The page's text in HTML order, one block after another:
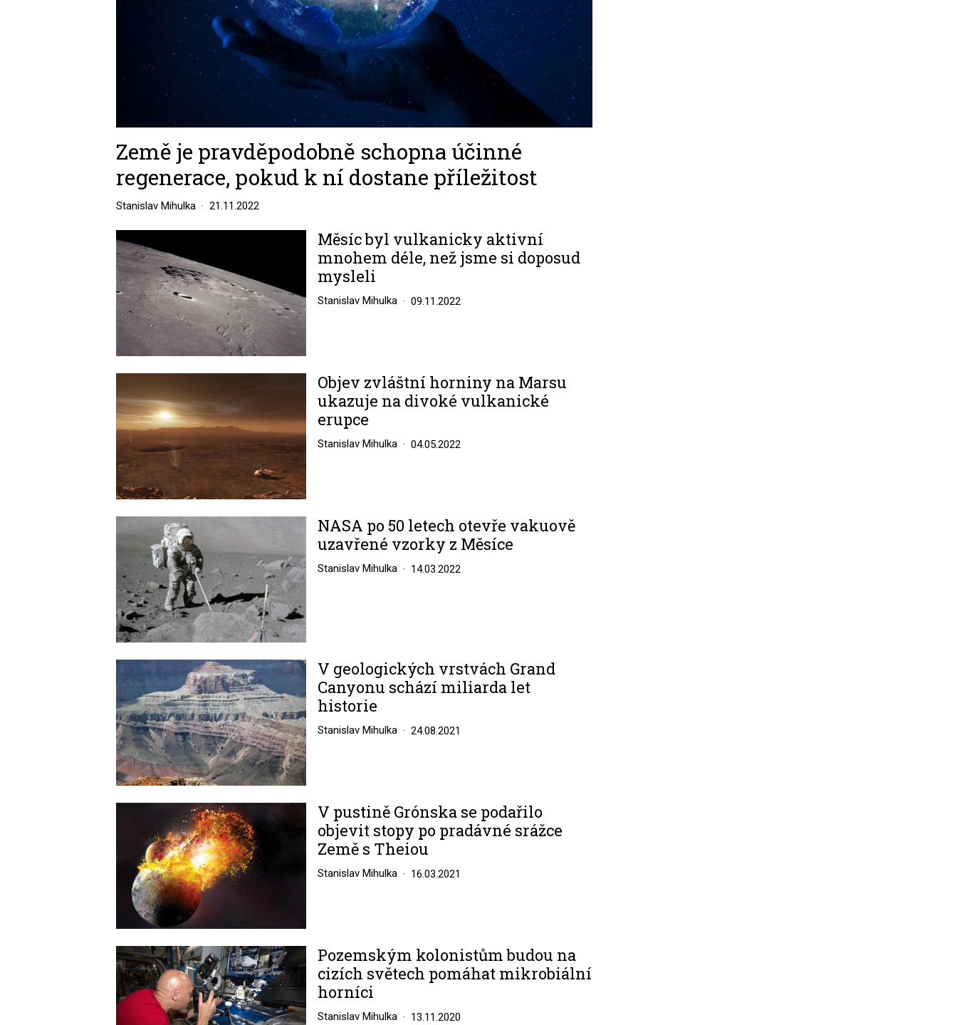
Země je pravděpodobně schopna účinné
regenerace, pokud k ní dostane příležitost
Stanislav Mihulka 21.11.2022
Image
Měsíc byl vulkanicky aktivní
mnohem déle, než jsme si doposud
mysleli
Stanislav Mihulka 09.11.2022
Objev zvláštní horniny na Marsu
ukazuje na divoké vulkanické
erupce
Stanislav Mihulka 04.05.2022
NASA po 50 letech otevře vakuově
uzavřené vzorky z Měsíce
Stanislav Mihulka 14.03.2022
Image
V geologických vrstvách Grand
Canyonu schází miliarda let
historie
Stanislav Mihulka 24.08.2021
Image
V pustině Grónska se podařilo
objevit stopy po pradávné srážce
Země s Theiou
Stanislav Mihulka 16.03.2021
Image
Pozemským kolonistům budou na
cizích světech pomáhat mikrobiální
horníci
Stanislav Mihulka 13.11.2020